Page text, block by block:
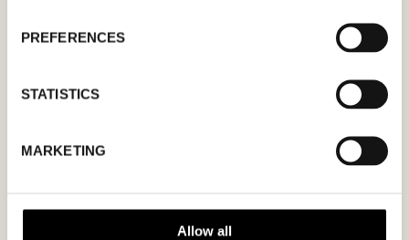
PREFERENCES
STATISTICS
MARKETING
Allow all
möte och en hälsning. Kom ihåg att skriva i din